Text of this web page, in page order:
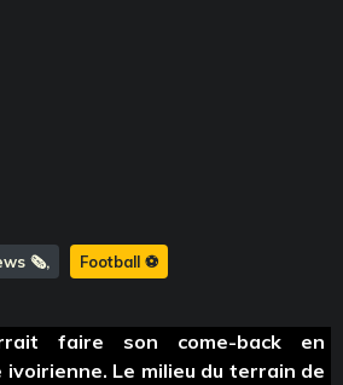
🗞️ Football ⚽️
faire son come-back en
Le milieu du terrain de